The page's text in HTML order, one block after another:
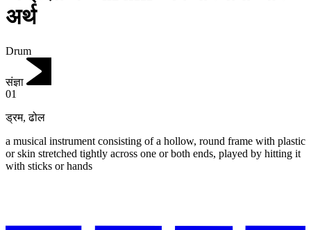
अर्थ
Drum
संज्ञा
01
ड्रम,ढोल
a musical instrument consisting of a hollow, round frame with plastic
or skin stretched tightly across one or both ends, played by hitting it
with sticks or hands